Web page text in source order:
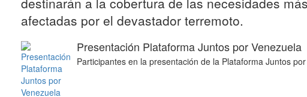
afectadas por el devastador terremoto.
Presentación Plataforma Juntos por Venezuela
Participantes en la presentación de la Plataforma Juntos